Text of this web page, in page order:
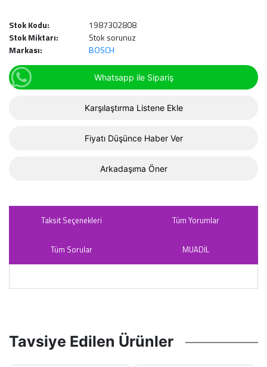
Stok Kodu:
1987302808
Stok Miktarı:
Stok sorunuz
Markası:
BOSCH
Whatsapp ile Sipariş
Karşılaştırma Listene Ekle
Fiyatı Düşünce Haber Ver
Arkadaşıma Öner
Taksit Seçenekleri Tüm Yorumlar
Tüm Sorular MUADİL
Tavsiye Edilen Ürünler